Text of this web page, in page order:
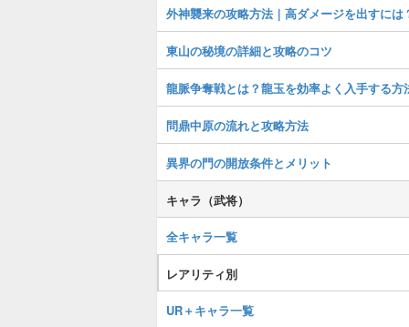
外神襲来の攻略方法｜高ダメージを出すには
東山の秘境の詳細と攻略のコツ
龍脈争奪戦とは？龍玉を効率よく入手する方
問鼎中原の流れと攻略方法
異界の門の開放条件とメリット
キャラ（武将）
全キャラ一覧
レアリティ別
UR＋キャラ一覧